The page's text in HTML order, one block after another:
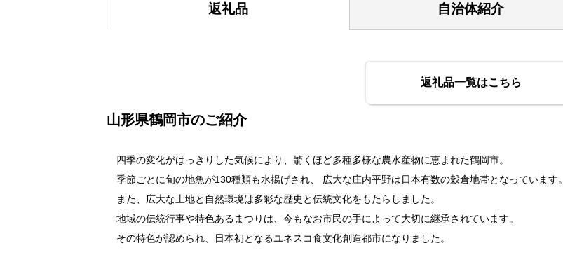
返礼品 自治体紹介
返礼品一覧はこちら
山形県鶴岡市のご紹介
四季の変化がはっきりした気候により、驚くほど多種多様な農水産物に恵まれた鶴岡市。
季節ごとに旬の地魚が130種類も水揚げされ、 広大な庄内平野は日本有数の穀倉地帯となっています。
また、広大な土地と自然環境は多彩な歴史と伝統文化をもたらしました。
地域の伝統行事や特色あるまつりは、今もなお市民の手によって大切に継承されています。
その特色が認められ、日本初となるユネスコ食文化創造都市になりました。